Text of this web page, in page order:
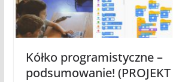
Kółko programistyczne –
podsumowanie!